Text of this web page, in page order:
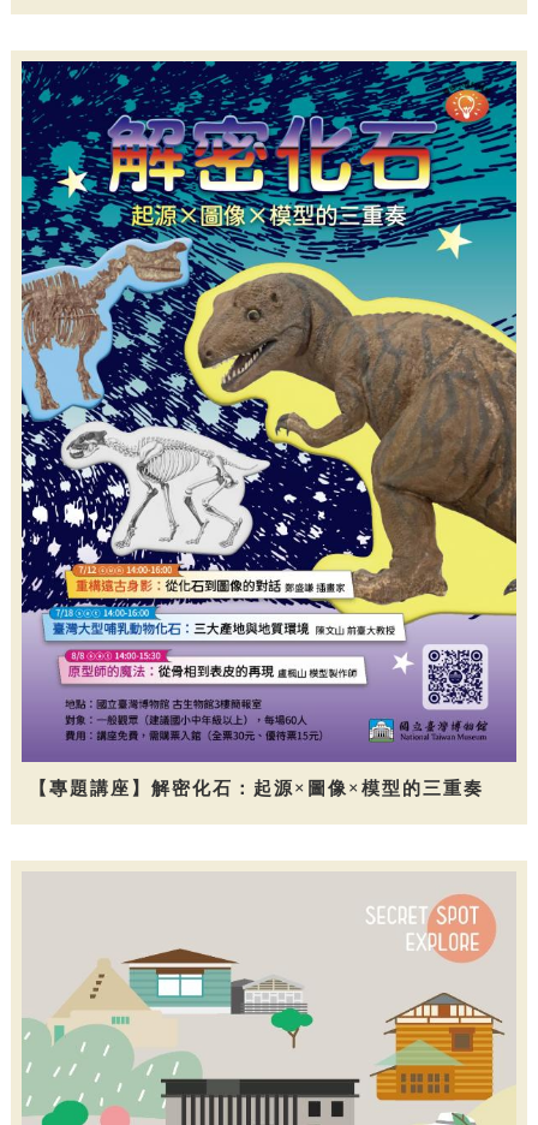
【專題講座】解密化石：起源×圖像×模型的三重奏